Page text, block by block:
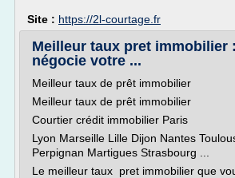
Site : https://2l-courtage.fr
Meilleur taux pret immobilier
négocie votre ...
Meilleur taux de prêt immobilier
Meilleur taux de prêt immobilier
Courtier crédit immobilier Paris
Lyon Marseille Lille Dijon Nantes
Perpignan Martigues Strasbourg ...
Le meilleur taux pret immobilier que